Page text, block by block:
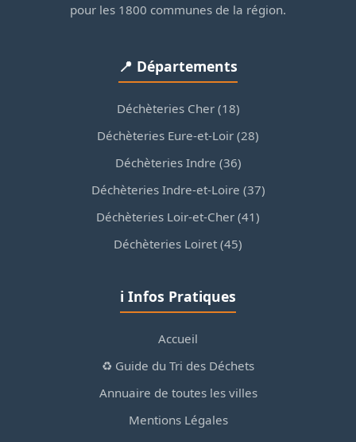
pour les 1800 communes de la région.
📍 Départements
Déchèteries Cher (18)
Déchèteries Eure-et-Loir (28)
Déchèteries Indre (36)
Déchèteries Indre-et-Loire (37)
Déchèteries Loir-et-Cher (41)
Déchèteries Loiret (45)
ℹ️ Infos Pratiques
Accueil
♻️ Guide du Tri des Déchets
Annuaire de toutes les villes
Mentions Légales